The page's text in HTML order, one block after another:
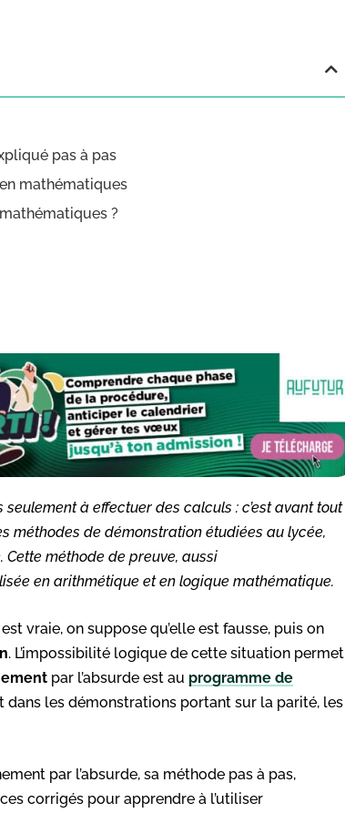
pas à pas
mathématiques
?
à effectuer des calculs : c’est avant tout
méthodes de démonstration étudiées au lycée,
méthode de preuve, aussi
en arithmétique et en logique mathématique.
vraie, on suppose qu’elle est fausse, puis on
. L’impossibilité logique de cette situation permet
par l’absurde est au programme de
les démonstrations portant sur la parité, les
par l’absurde, sa méthode pas à pas,
corrigés pour apprendre à l’utiliser